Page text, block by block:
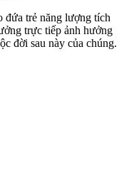
đứa trẻ năng lượng tích
trực tiếp ảnh hưởng
đời sau này của chúng.